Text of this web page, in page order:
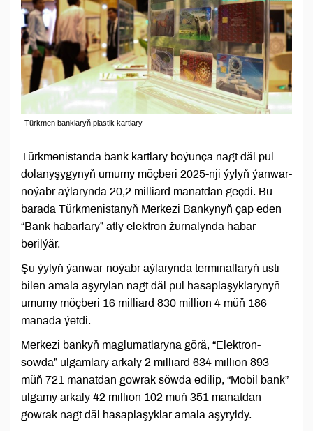
Türkmen banklaryň plastik kartlary
Türkmenistanda bank kartlary boýunça nagt däl pul
dolanyşygynyň umumy möçberi 2025-nji ýylyň ýanwar-
noýabr aýlarynda 20,2 milliard manatdan geçdi. Bu
barada Türkmenistanyň Merkezi Bankynyň çap eden
“Bank habarlary” atly elektron žurnalynda habar
berilýär.
Şu ýylyň ýanwar-noýabr aýlarynda terminallaryň üsti
bilen amala aşyrylan nagt däl pul hasaplaşyklarynyň
umumy möçberi 16 milliard 830 million 4 müň 186
manada ýetdi.
Merkezi bankyň maglumatlaryna görä, “Elektron-
söwda” ulgamlary arkaly 2 milliard 634 million 893
müň 721 manatdan gowrak söwda edilip, “Mobil bank”
ulgamy arkaly 42 million 102 müň 351 manatdan
gowrak nagt däl hasaplaşyklar amala aşyryldy.